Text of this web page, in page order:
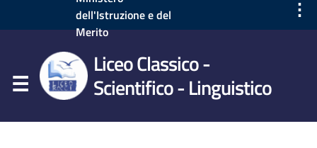
dell'Istruzione e del
Merito
⋮
Liceo Classico -
Scientifico - Linguistico